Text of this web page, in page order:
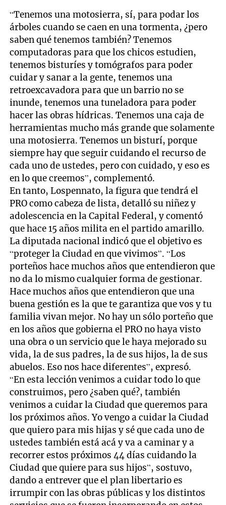
“Tenemos una motosierra, sí, para podar los
árboles cuando se caen en una tormenta, ¿pero
saben qué tenemos también? Tenemos
computadoras para que los chicos estudien,
tenemos bisturíes y tomógrafos para poder
cuidar y sanar a la gente, tenemos una
retroexcavadora para que un barrio no se
inunde, tenemos una tuneladora para poder
hacer las obras hídricas. Tenemos una caja de
herramientas mucho más grande que solamente
una motosierra. Tenemos un bisturí, porque
siempre hay que seguir cuidando el recurso de
cada uno de ustedes, pero con cuidado, y eso es
en lo que creemos”, complementó.
En tanto, Lospennato, la figura que tendrá el
PRO como cabeza de lista, detalló su niñez y
adolescencia en la Capital Federal, y comentó
que hace 15 años milita en el partido amarillo.
La diputada nacional indicó que el objetivo es
“proteger la Ciudad en que vivimos”. “Los
porteños hace muchos años que entendieron que
no da lo mismo cualquier forma de gestionar.
Hace muchos años que entendieron que una
buena gestión es la que te garantiza que vos y tu
familia vivan mejor. No hay un sólo porteño que
en los años que gobierna el PRO no haya visto
una obra o un servicio que le haya mejorado su
vida, la de sus padres, la de sus hijos, la de sus
abuelos. Eso nos hace diferentes”, expresó.
“En esta lección venimos a cuidar todo lo que
construimos, pero ¿saben qué?, también
venimos a cuidar la Ciudad que queremos para
los próximos años. Yo vengo a cuidar la Ciudad
que quiero para mis hijas y sé que cada uno de
ustedes también está acá y va a caminar y a
recorrer estos próximos 44 días cuidando la
Ciudad que quiere para sus hijos”, sostuvo,
dando a entrever que el plan libertario es
irrumpir con las obras públicas y los distintos